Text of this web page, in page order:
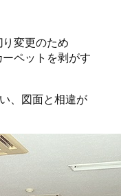
変更のため
ペットを剥がす
、図面と相違が